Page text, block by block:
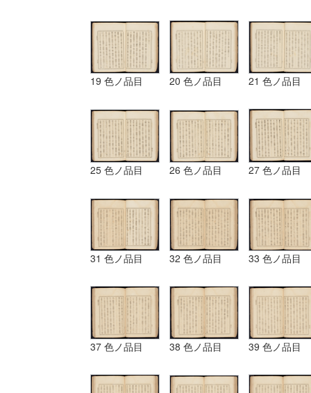
19 色ノ品目 20 色ノ品目 21 色ノ品目
25 色ノ品目 26 色ノ品目 27 色ノ品目
31 色ノ品目 32 色ノ品目 33 色ノ品目
37 色ノ品目 38 色ノ品目 39 色ノ品目